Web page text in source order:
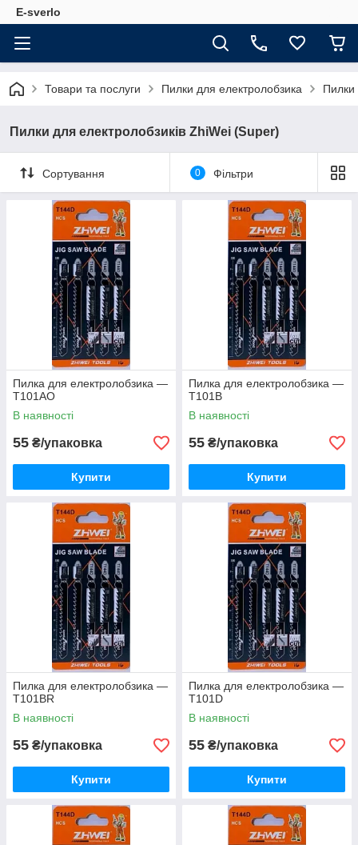
E-sverlo
Товари та послуги Пилки для електролобзика Пилки
Пилки для електролобзиків ZhiWei (Super)
Сортування 0 Фільтри
Пилка для електролобзика —
T101AO
В наявності
55 ₴/упаковка
Купити
Пилка для електролобзика —
T101B
В наявності
55 ₴/упаковка
Купити
Пилка для електролобзика —
T101BR
В наявності
55 ₴/упаковка
Купити
Пилка для електролобзика —
T101D
В наявності
55 ₴/упаковка
Купити